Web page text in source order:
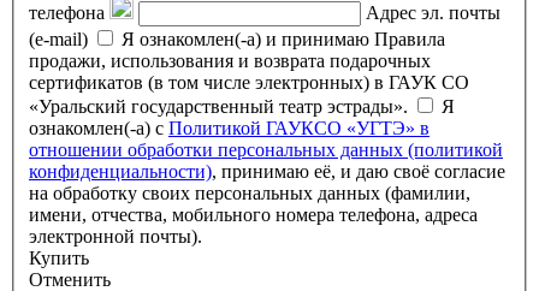
телефона
Адрес эл. почты
(e-mail)
Я ознакомлен(-а) и принимаю Правила
продажи, использования и возврата подарочных
сертификатов (в том числе электронных) в ГАУК СО
«Уральский государственный театр эстрады».
Я
ознакомлен(-а) с Политикой ГАУКСО «УГТЭ» в
отношении обработки персональных данных (политикой
конфиденциальности), принимаю её, и даю своё согласие
на обработку своих персональных данных (фамилии,
имени, отчества, мобильного номера телефона, адреса
электронной почты).
Купить
Отменить